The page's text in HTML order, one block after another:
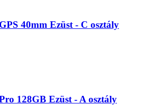
40mm Ezüst - C osztály
128GB Ezüst - A osztály